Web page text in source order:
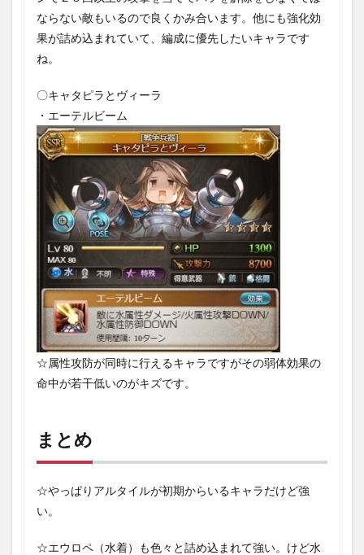
ならない敵もいるので良くかみ合います。他にも強化効
果が詰め込まれていて、編成に優先したいキャラです
ね。
〇キャタピラとヴィーラ
・エーテルビーム
☆属性攻防が同時に行えるキャラですがその弱体効果の
命中が若干低いのがキズです。
まとめ
☆やっぱりアルタイルが初期からいるキャラだけど強
い。
☆エウロペ（水着）も色々と詰め込まれて強い。けど水